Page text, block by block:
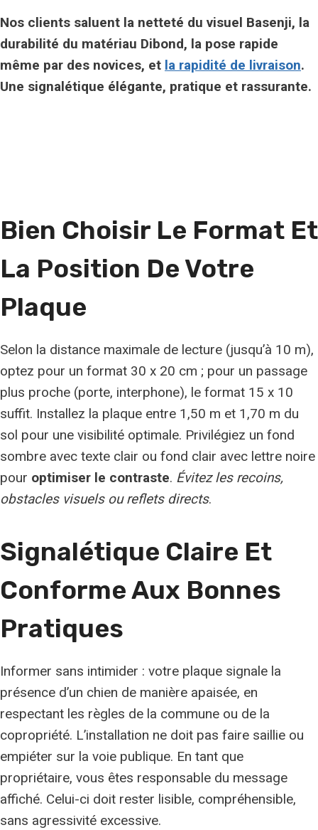
Nos clients saluent la netteté du visuel Basenji, la
durabilité du matériau Dibond, la pose rapide
même par des novices, et la rapidité de livraison.
Une signalétique élégante, pratique et rassurante.
Bien Choisir Le Format Et
La Position De Votre
Plaque
Selon la distance maximale de lecture (jusqu’à 10 m),
optez pour un format 30 x 20 cm ; pour un passage
plus proche (porte, interphone), le format 15 x 10
suffit. Installez la plaque entre 1,50 m et 1,70 m du
sol pour une visibilité optimale. Privilégiez un fond
sombre avec texte clair ou fond clair avec lettre noire
pour optimiser le contraste. Évitez les recoins,
obstacles visuels ou reflets directs.
Signalétique Claire Et
Conforme Aux Bonnes
Pratiques
Informer sans intimider : votre plaque signale la
présence d’un chien de manière apaisée, en
respectant les règles de la commune ou de la
copropriété. L’installation ne doit pas faire saillie ou
empiéter sur la voie publique. En tant que
propriétaire, vous êtes responsable du message
affiché. Celui-ci doit rester lisible, compréhensible,
sans agressivité excessive.